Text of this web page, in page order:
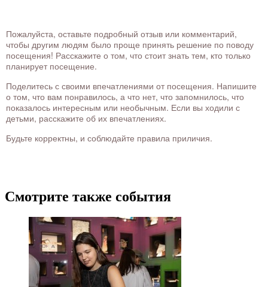
Пожалуйста, оставьте подробный отзыв или комментарий,
чтобы другим людям было проще принять решение по поводу
посещения! Расскажите о том, что стоит знать тем, кто только
планирует посещение.
Поделитесь с своими впечатлениями от посещения. Напишите
о том, что вам понравилось, а что нет, что запомнилось, что
показалось интересным или необычным. Если вы ходили с
детьми, расскажите об их впечатлениях.
Будьте корректны, и соблюдайте правила приличия.
Смотрите также события